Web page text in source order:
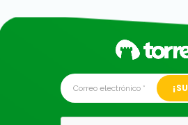
Alternative: